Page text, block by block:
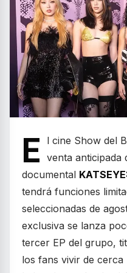
E
l cine Show del
venta anticipada
documental
tendrá funciones
seleccionadas de
exclusiva se lanza
tercer EP del grupo,
los fans vivir de